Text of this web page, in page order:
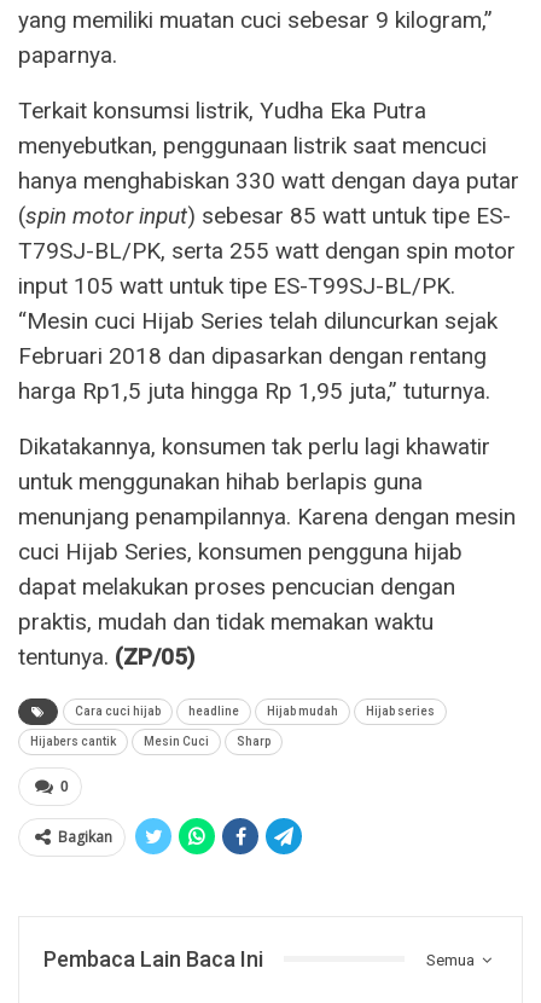
yang memiliki muatan cuci sebesar 9 kilogram,”
paparnya.
Terkait konsumsi listrik, Yudha Eka Putra
menyebutkan, penggunaan listrik saat mencuci
hanya menghabiskan 330 watt dengan daya putar
(spin motor input) sebesar 85 watt untuk tipe ES-
T79SJ-BL/PK, serta 255 watt dengan spin motor
input 105 watt untuk tipe ES-T99SJ-BL/PK.
“Mesin cuci Hijab Series telah diluncurkan sejak
Februari 2018 dan dipasarkan dengan rentang
harga Rp1,5 juta hingga Rp 1,95 juta,” tuturnya.
Dikatakannya, konsumen tak perlu lagi khawatir
untuk menggunakan hihab berlapis guna
menunjang penampilannya. Karena dengan mesin
cuci Hijab Series, konsumen pengguna hijab
dapat melakukan proses pencucian dengan
praktis, mudah dan tidak memakan waktu
tentunya. (ZP/05)
Cara cuci hijab headline Hijab mudah Hijab series
Hijabers cantik Mesin Cuci Sharp
0
Bagikan
Semua
Pembaca Lain Baca Ini